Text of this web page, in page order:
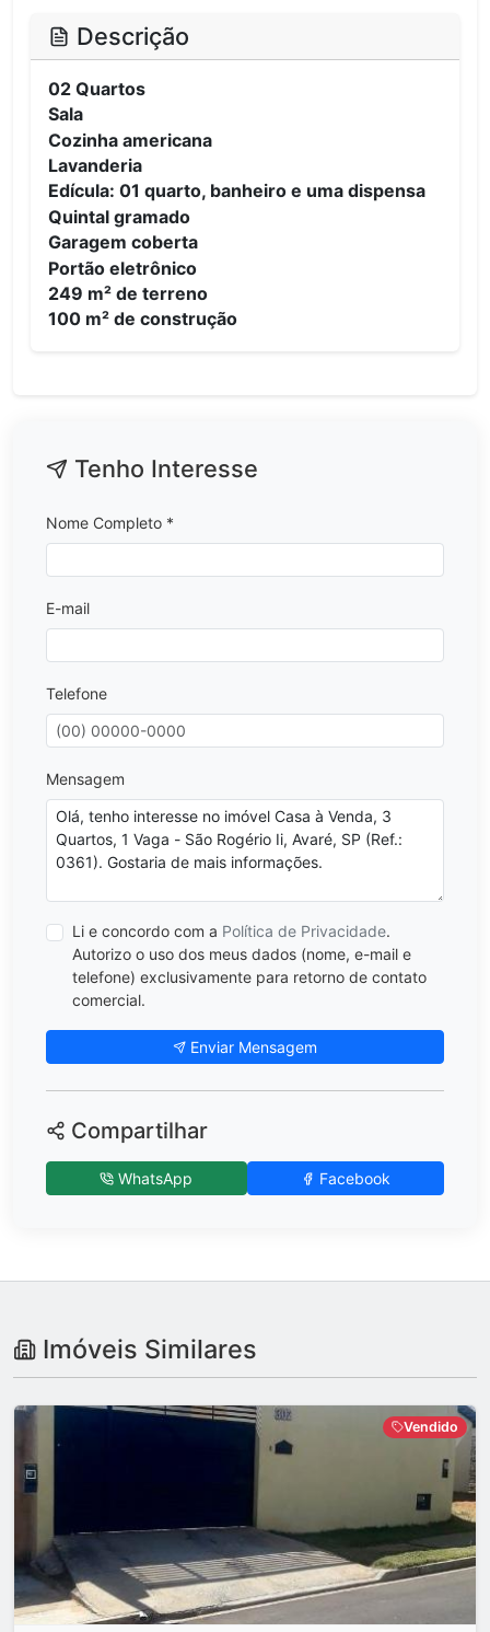
Descrição
02 Quartos
Sala
Cozinha americana
Lavanderia
Edícula: 01 quarto, banheiro e uma dispensa
Quintal gramado
Garagem coberta
Portão eletrônico
249 m² de terreno
100 m² de construção
Tenho Interesse
Nome Completo *
E-mail
Telefone
Mensagem
Li e concordo com a Política de Privacidade.
Autorizo o uso dos meus dados (nome, e-mail e
telefone) exclusivamente para retorno de contato
comercial.
Enviar Mensagem
Compartilhar
WhatsApp Facebook
Imóveis Similares
Vendido